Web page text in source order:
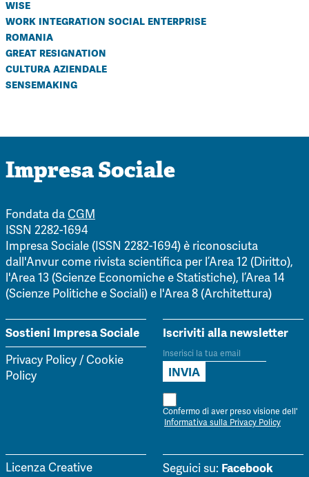
wise
work integration social enterprise
romania
great resignation
cultura aziendale
sensemaking
Impresa Sociale
Fondata daCGM
ISSN 2282-1694
Impresa Sociale (ISSN 2282-1694) è riconosciuta
dall'Anvur come rivista scientifica per l’Area 12 (Diritto),
l'Area 13 (Scienze Economiche e Statistiche), l’Area 14
(Scienze Politiche e Sociali) e l'Area 8 (Architettura)
Sostieni Impresa Sociale
Privacy Policy/Cookie
Policy
Iscriviti alla newsletter
Confermo di aver preso visione dell'
Informativa sulla Privacy Policy
Licenza Creative
Seguici su: Facebook